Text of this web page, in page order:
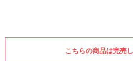
こちらの商品は完売